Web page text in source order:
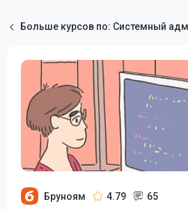
Больше курсов по: Системный
Бруноям 4.79 65